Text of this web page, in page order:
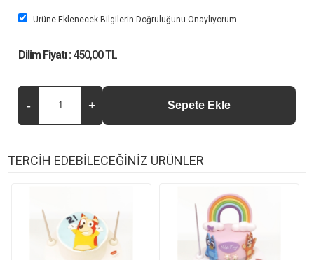
Ürüne Eklenecek Bilgilerin Doğruluğunu Onaylıyorum
Dilim Fiyatı : 450,00 TL
TERCİH EDEBİLECEĞİNİZ ÜRÜNLER